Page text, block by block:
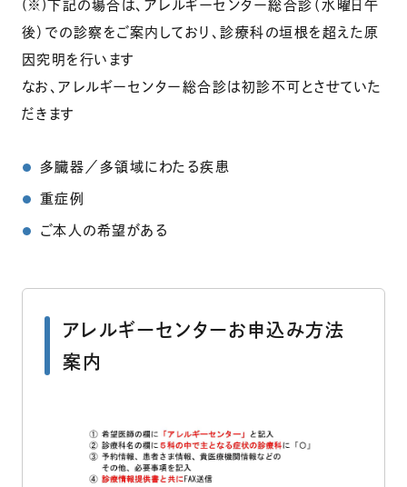
(※)下記の場合は、アレルギーセンター総合診（水曜日午
後）での診察をご案内しており、診療科の垣根を超えた原
因究明を行います
なお、アレルギーセンター総合診は初診不可とさせていた
だきます
多臓器／多領域にわたる疾患
重症例
ご本人の希望がある
アレルギーセンターお申込み方法
案内